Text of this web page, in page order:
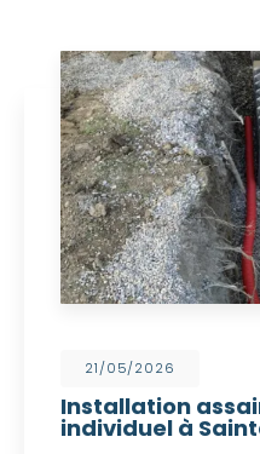
21/05/2026
Installation
individuel à